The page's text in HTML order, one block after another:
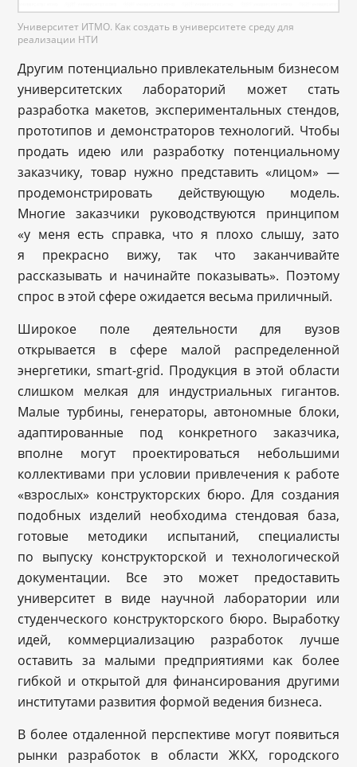
Университет ИТМО. Как создать в университете среду для
реализации НТИ
Другим потенциально привлекательным бизнесом
университетских лабораторий может стать
разработка макетов, экспериментальных стендов,
прототипов и демонстраторов технологий. Чтобы
продать идею или разработку потенциальному
заказчику, товар нужно представить «лицом» —
продемонстрировать действующую модель.
Многие заказчики руководствуются принципом
«у меня есть справка, что я плохо слышу, зато
я прекрасно вижу, так что заканчивайте
рассказывать и начинайте показывать». Поэтому
спрос в этой сфере ожидается весьма приличный.
Широкое поле деятельности для вузов
открывается в сфере малой распределенной
энергетики, smart-grid. Продукция в этой области
слишком мелкая для индустриальных гигантов.
Малые турбины, генераторы, автономные блоки,
адаптированные под конкретного заказчика,
вполне могут проектироваться небольшими
коллективами при условии привлечения к работе
«взрослых» конструкторских бюро. Для создания
подобных изделий необходима стендовая база,
готовые методики испытаний, специалисты
по выпуску конструкторской и технологической
документации. Все это может предоставить
университет в виде научной лаборатории или
студенческого конструкторского бюро. Выработку
идей, коммерциализацию разработок лучше
оставить за малыми предприятиями как более
гибкой и открытой для финансирования другими
институтами развития формой ведения бизнеса.
В более отдаленной перспективе могут появиться
рынки разработок в области ЖКХ, городского